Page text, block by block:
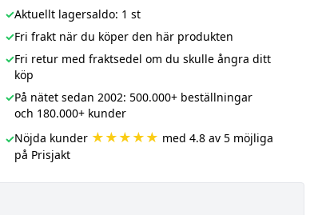
✓Aktuellt lagersaldo: 1 st
✓Fri frakt när du köper den här produkten
✓Fri retur med fraktsedel om du skulle ångra ditt
köp
✓På nätet sedan 2002: 500.000+ beställningar
och 180.000+ kunder
✓Nöjda kunder ★★★★★ med 4.8 av 5 möjliga
på Prisjakt